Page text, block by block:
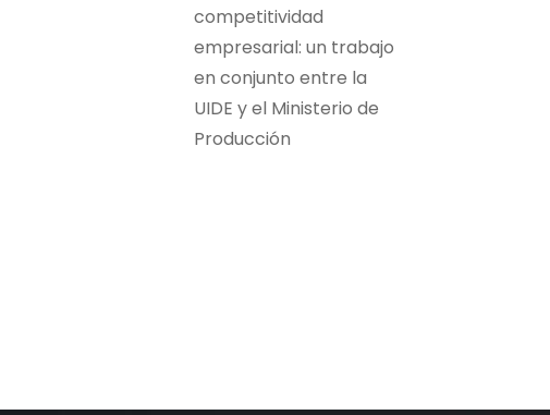
competitividad
empresarial: un trabajo
en conjunto entre la
UIDE y el Ministerio de
Producción